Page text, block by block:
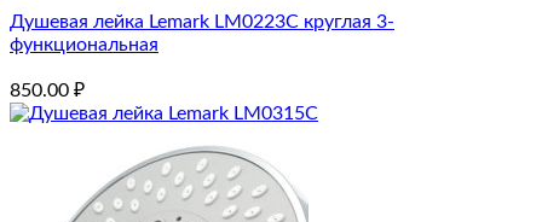
Душевая лейка Lemark LM0223C круглая 3-
функциональная
850.00 ₽